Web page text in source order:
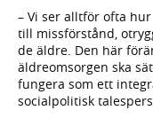
– Vi ser alltför ofta
till missförstånd,
de äldre. Den här
äldreomsorgen ska
fungera som ett
socialpolitisk